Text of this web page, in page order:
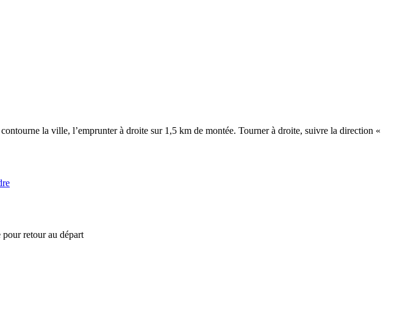
la ville, l’emprunter à droite sur 1,5 km de montée. Tourner à droite, suivre la direction «
retour au départ